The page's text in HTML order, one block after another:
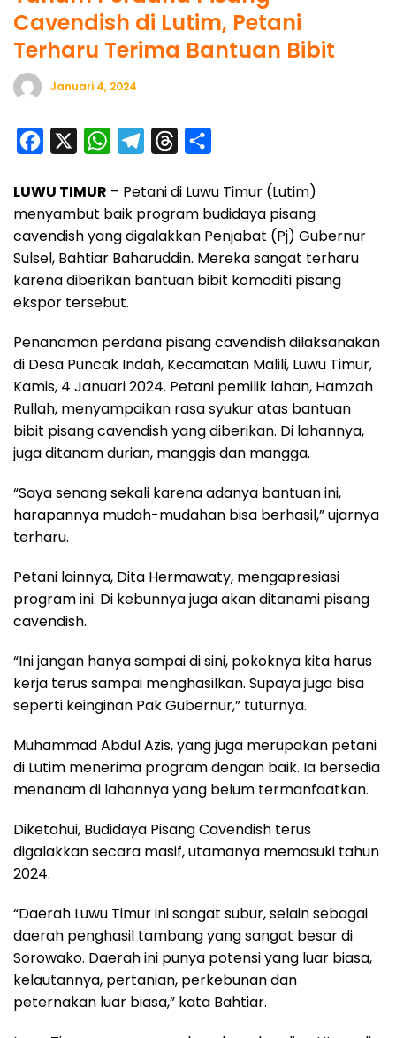
Cavendish di Lutim, Petani
Terharu Terima Bantuan Bibit
Januari 4, 2024
c
e
b
o
o
W
a
t
s
A
p
l
e
g
r
r
e
a
d
a
r
e
LUWU TIMUR – Petani di Luwu Timur (Lutim)
menyambut baik program budidaya pisang
cavendish yang digalakkan Penjabat (Pj) Gubernur
Sulsel, Bahtiar Baharuddin. Mereka sangat terharu
karena diberikan bantuan bibit komoditi pisang
ekspor tersebut.
Penanaman perdana pisang cavendish dilaksanakan
di Desa Puncak Indah, Kecamatan Malili, Luwu Timur,
Kamis, 4 Januari 2024. Petani pemilik lahan, Hamzah
Rullah, menyampaikan rasa syukur atas bantuan
bibit pisang cavendish yang diberikan. Di lahannya,
juga ditanam durian, manggis dan mangga.
“Saya senang sekali karena adanya bantuan ini,
harapannya mudah-mudahan bisa berhasil,” ujarnya
terharu.
Petani lainnya, Dita Hermawaty, mengapresiasi
program ini. Di kebunnya juga akan ditanami pisang
cavendish.
“Ini jangan hanya sampai di sini, pokoknya kita harus
kerja terus sampai menghasilkan. Supaya juga bisa
seperti keinginan Pak Gubernur,” tuturnya.
Muhammad Abdul Azis, yang juga merupakan petani
di Lutim menerima program dengan baik. Ia bersedia
menanam di lahannya yang belum termanfaatkan.
Diketahui, Budidaya Pisang Cavendish terus
digalakkan secara masif, utamanya memasuki tahun
2024.
“Daerah Luwu Timur ini sangat subur, selain sebagai
daerah penghasil tambang yang sangat besar di
Sorowako. Daerah ini punya potensi yang luar biasa,
kelautannya, pertanian, perkebunan dan
peternakan luar biasa,” kata Bahtiar.